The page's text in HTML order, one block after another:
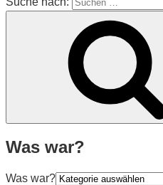
Was war?
Was war?